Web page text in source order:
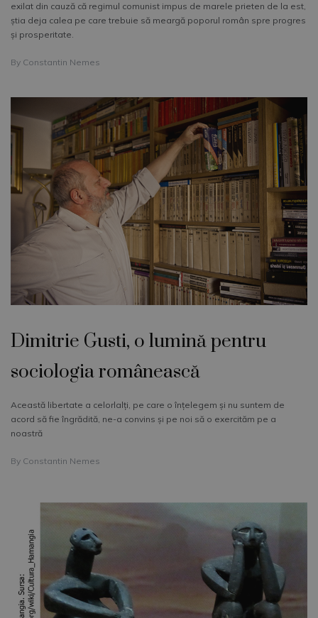
exilat din cauză că regimul comunist impus de marele prieten de la est,
ştia deja calea pe care trebuie să meargă poporul român spre progres
şi prosperitate.
By Constantin Nemes
Dimitrie Gusti, o lumină pentru
sociologia românească
Această libertate a celorlalţi, pe care o înţelegem şi nu suntem de
acord să fie îngrădită, ne-a convins şi pe noi să o exercităm pe a
noastră
By Constantin Nemes